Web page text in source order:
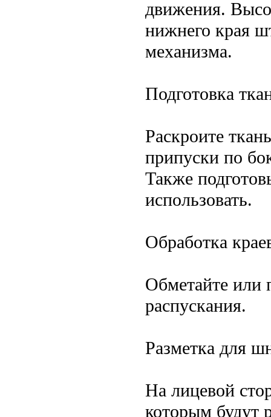
движения.
нижнего края
механизма.
Подготовка
Раскроите
припуски по
Также
использовать.
Обработка
Обметайте или
распускания.
Разметка для
На лицевой
которым будут